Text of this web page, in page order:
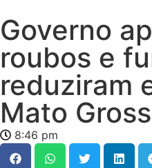
Governo
roubos e
reduziram
Mato
8:46 pm